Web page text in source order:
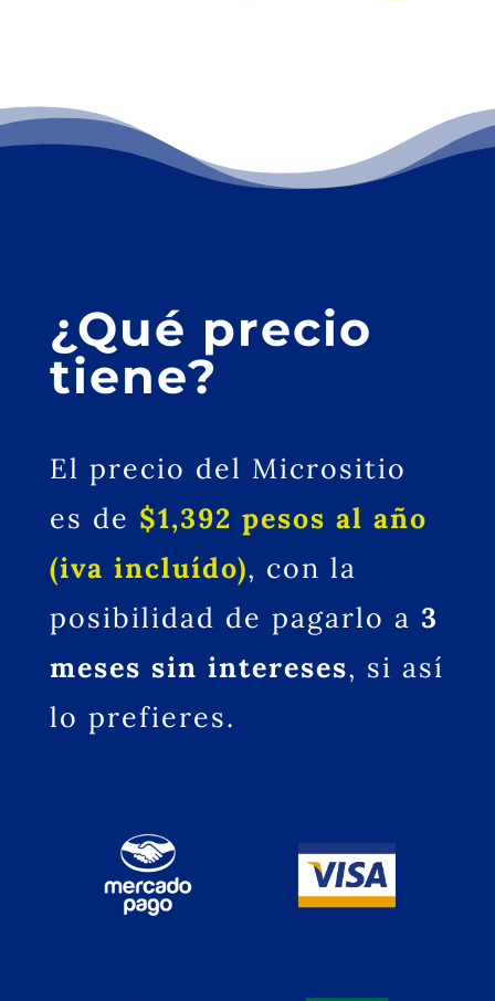
¿Qué precio
tiene?
El precio del Micrositio
es de $1,392 pesos al año
(iva incluído), con la
posibilidad de pagarlo a 3
meses sin intereses, si así
lo prefieres.